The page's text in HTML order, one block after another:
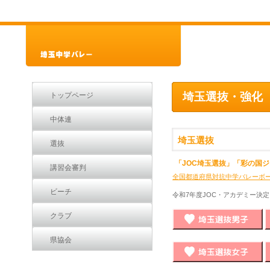
埼玉選抜・強化
埼玉選抜
「JOC埼玉選抜」「彩の国
全国都道府県対抗中学バレーボ
令和7年度JOC・アカデミー決
トップページ
中体連
選抜
講習会審判
ビーチ
クラブ
県協会